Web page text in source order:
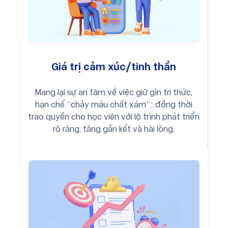
Giá trị cảm xúc/tinh thần
Mang lại sự an tâm về việc giữ gìn tri thức,
hạn chế “chảy máu chất xám”; đồng thời
trao quyền cho học viên với lộ trình phát triển
rõ ràng, tăng gắn kết và hài lòng.